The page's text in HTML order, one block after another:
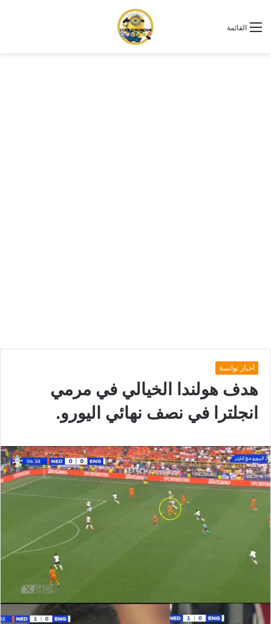
القائمة
أخبار توانسة
هدف هولندا الخيالي في مرمي
انجلترا في نصف نهائي اليورو.